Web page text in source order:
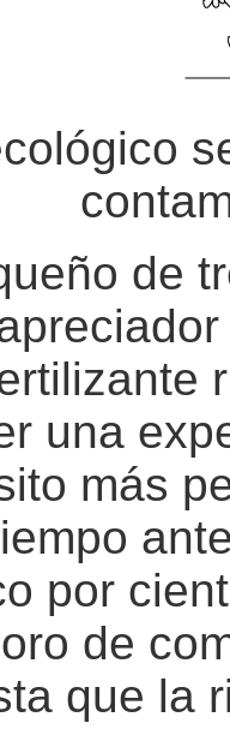
de
una
más
por
de
que la